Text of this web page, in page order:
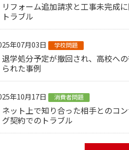
リフォーム追加請求と工事未完成
トラブル
年07月03日 学校問題
退学処分予定が撤回され、高校へ
られた事例
年10月17日 消費者問題
ネット上で知り合った相手とのコ
グ契約でのトラブル